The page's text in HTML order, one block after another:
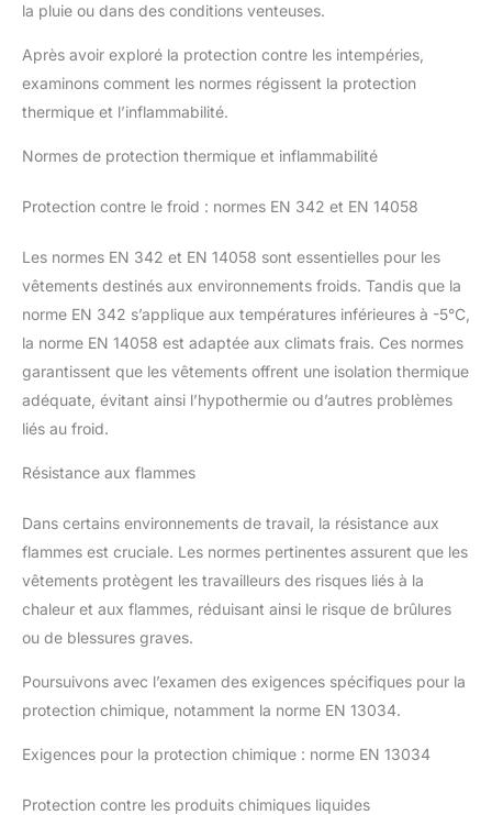
la pluie ou dans des conditions venteuses.
Après avoir exploré la protection contre les intempéries,
examinons comment les normes régissent la protection
thermique et l’inflammabilité.
Normes de protection thermique et inflammabilité
Protection contre le froid : normes EN 342 et EN 14058
Les normes EN 342 et EN 14058 sont essentielles pour les
vêtements destinés aux environnements froids. Tandis que la
norme EN 342 s’applique aux températures inférieures à -5°C,
la norme EN 14058 est adaptée aux climats frais. Ces normes
garantissent que les vêtements offrent une isolation thermique
adéquate, évitant ainsi l’hypothermie ou d’autres problèmes
liés au froid.
Résistance aux flammes
Dans certains environnements de travail, la résistance aux
flammes est cruciale. Les normes pertinentes assurent que les
vêtements protègent les travailleurs des risques liés à la
chaleur et aux flammes, réduisant ainsi le risque de brûlures
ou de blessures graves.
Poursuivons avec l’examen des exigences spécifiques pour la
protection chimique, notamment la norme EN 13034.
Exigences pour la protection chimique : norme EN 13034
Protection contre les produits chimiques liquides